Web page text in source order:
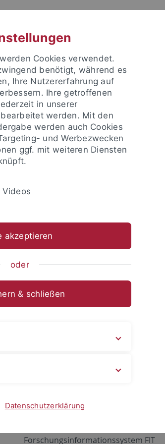
EINRICHTUNGEN
ALMA
Forschungsinformationssystem FIT
Cookies verwendet.
benötigt, während es
Ihre Nutzererfahrung auf
Ihre getroffenen
in unserer
werden. Mit den
werden auch Cookies
und Werbezwecken
ggf. mit weiteren Diensten
Videos
akzeptieren
oder
& schließen
Datenschutzerklärung